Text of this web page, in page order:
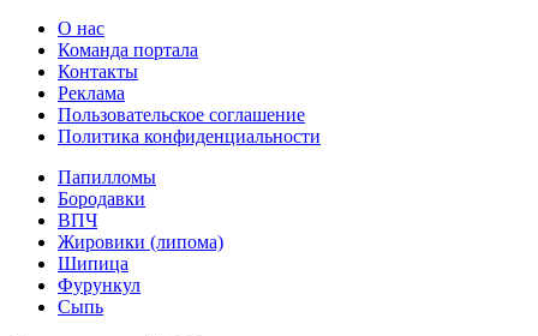
О нас
Команда портала
Контакты
Реклама
Пользовательское соглашение
Политика конфиденциальности
Папилломы
Бородавки
ВПЧ
Жировики (липома)
Шипица
Фурункул
Сыпь